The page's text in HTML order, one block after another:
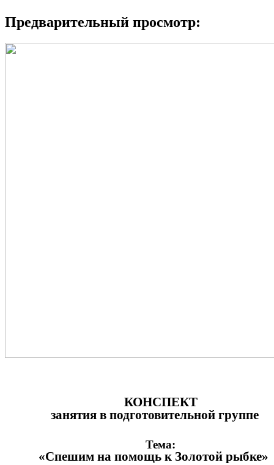
Предварительный просмотр:
КОНСПЕКТ
занятия в подготовительной группе
Тема:
«Спешим на помощь к Золотой рыбке»